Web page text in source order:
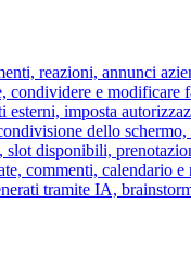
reazioni, annunci
condividere e modificare
imposta
dello
slot disponibili,
commenti, calendario
tramite IA,